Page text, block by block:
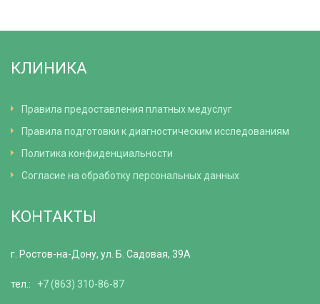
КЛИНИКА
Правила предоставления платных медуслуг
Правила подготовки к диагностическим исследованиям
Политика конфиденциальности
Согласие на обработку персональных данных
КОНТАКТЫ
г. Ростов-на-Дону, ул. Б. Садовая, 39А
тел.: +7 (863) 310-86-87